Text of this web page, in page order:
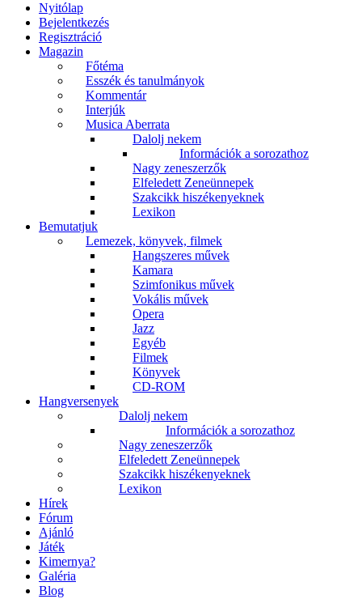
Nyitólap
Bejelentkezés
Regisztráció
Magazin
Főtéma
Esszék és tanulmányok
Kommentár
Interjúk
Musica Aberrata
Dalolj nekem
Információk a sorozathoz
Nagy zeneszerzők
Elfeledett Zeneünnepek
Szakcikk hiszékenyeknek
Lexikon
Bemutatjuk
Lemezek, könyvek, filmek
Hangszeres művek
Kamara
Szimfonikus művek
Vokális művek
Opera
Jazz
Egyéb
Filmek
Könyvek
CD-ROM
Hangversenyek
Dalolj nekem
Információk a sorozathoz
Nagy zeneszerzők
Elfeledett Zeneünnepek
Szakcikk hiszékenyeknek
Lexikon
Hírek
Fórum
Ajánló
Játék
Kimernya?
Galéria
Blog